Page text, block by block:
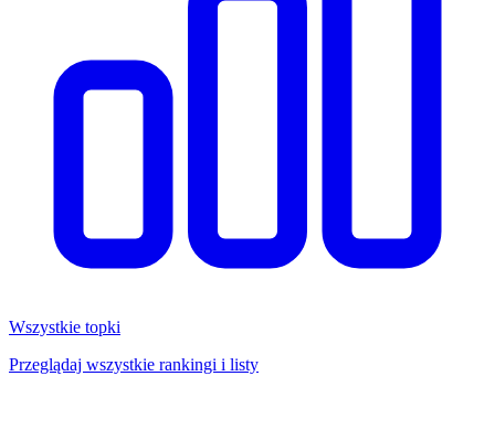
Wszystkie topki
Przeglądaj wszystkie rankingi i listy